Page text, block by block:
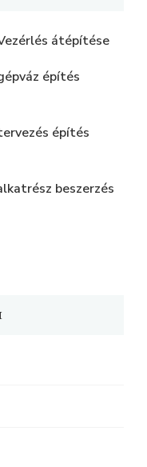
átépítése
építés
építés
beszerzés